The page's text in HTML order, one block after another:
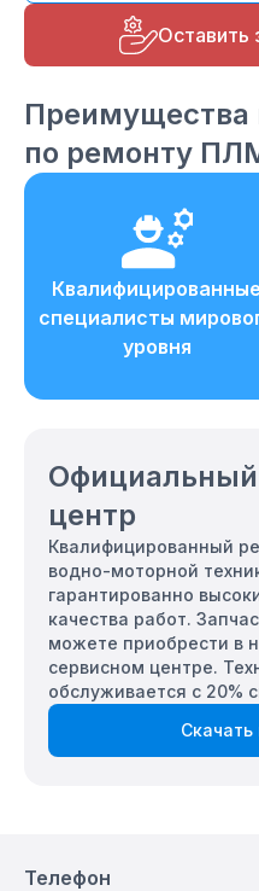
Оставить
Преимущества
по ремонту
Квалифицированные
специалисты
уровня
центр
Квалифицированный
водно-моторной
гарантированно
качества работ.
можете приобрести в
сервисном центре.
обслуживается с 20%
Телефон